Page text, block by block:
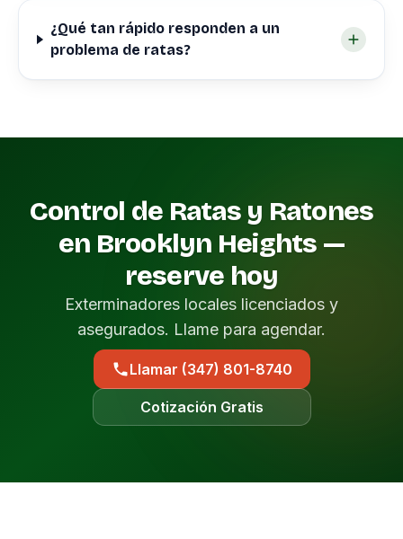
¿Qué tan rápido responden a un
problema de ratas?
Control de Ratas y Ratones
en Brooklyn Heights —
reserve hoy
Exterminadores locales licenciados y
asegurados. Llame para agendar.
Llamar (347) 801-8740
Cotización Gratis